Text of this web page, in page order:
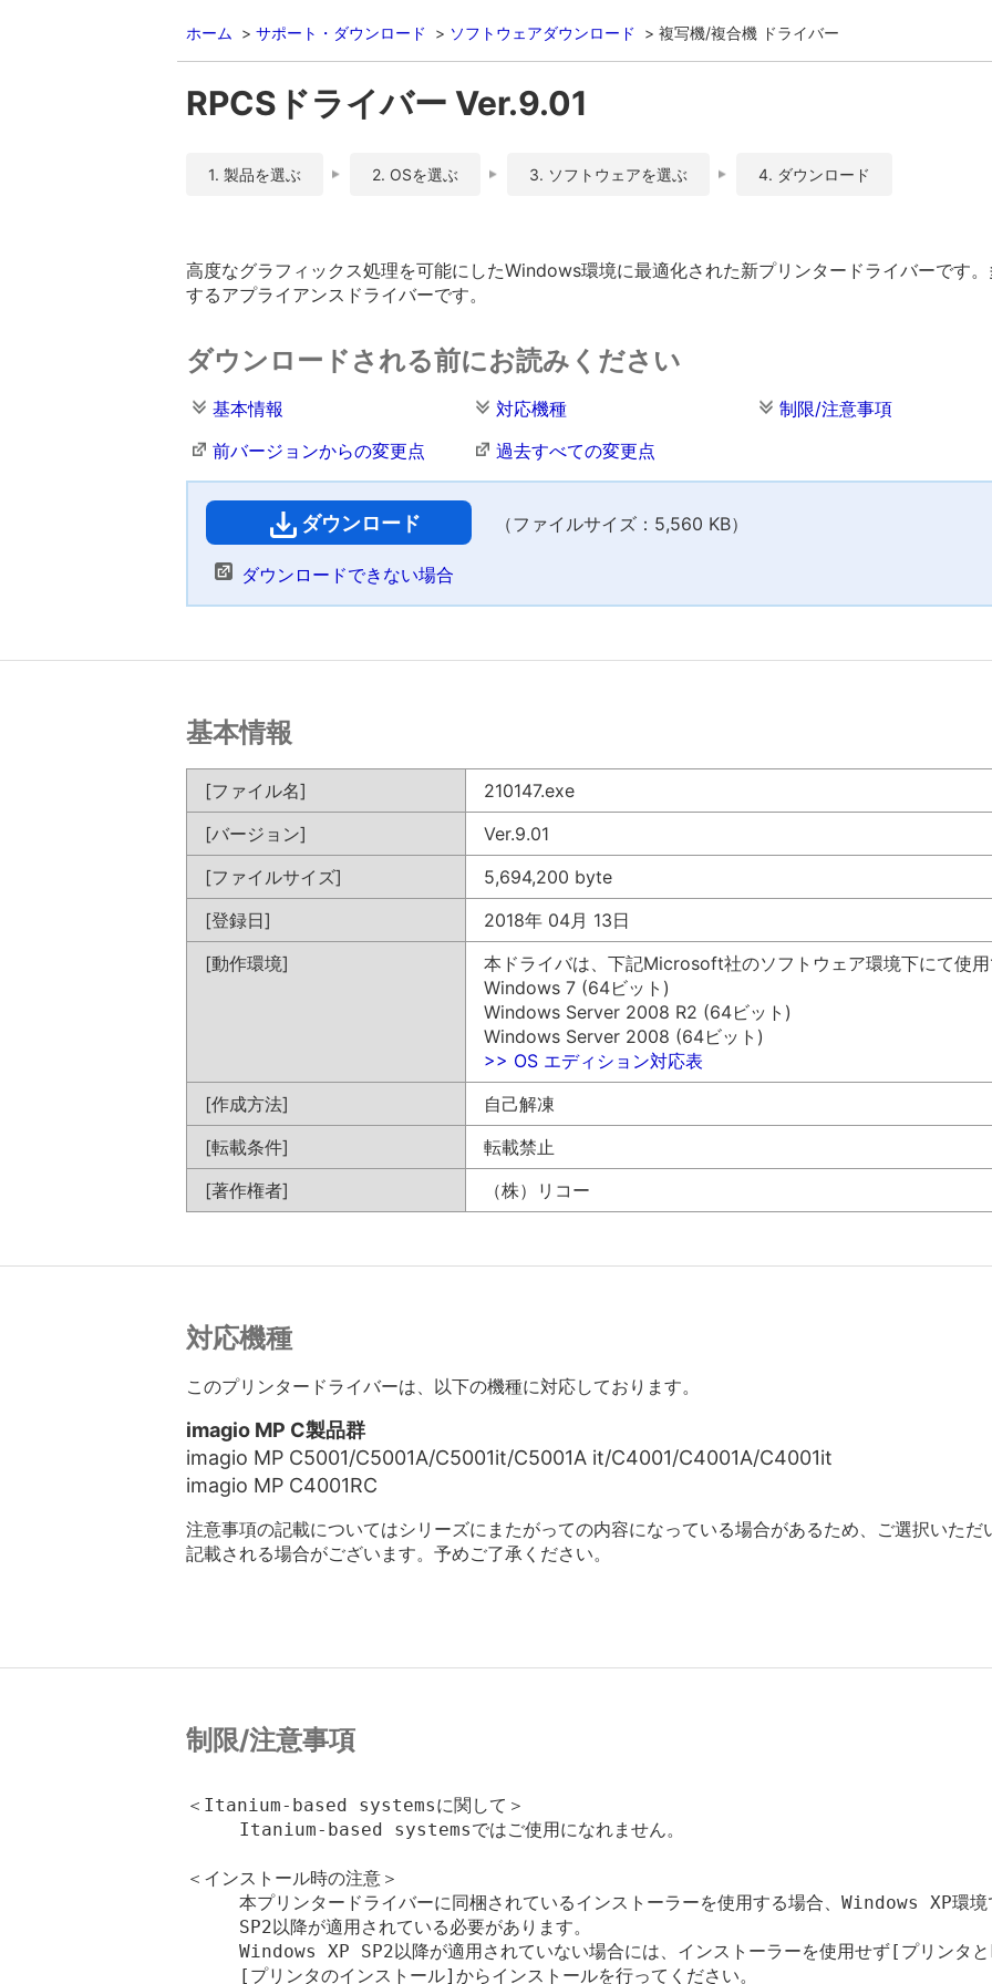
ホーム サポート・ダウンロード ソフトウェアダウンロード 複写機/複合機 ドライバー
RPCSドライバー Ver.9.01
1. 製品を選ぶ 2. OSを選ぶ 3. ソフトウェアを選ぶ 4. ダウンロード
高度なグラフィックス処理を可能にしたWindows環境に最適化された新プリンタードライバーです
するアプライアンスドライバーです。
ダウンロードされる前にお読みください
基本情報 対応機種 制限/注意事項
前バージョンからの変更点
過去すべての変更点
ダウンロード （ファイルサイズ：5,560 KB）
ダウンロードできない場合
基本情報
[ファイル名]
210147.exe
[バージョン]
Ver.9.01
[ファイルサイズ]
5,694,200 byte
[登録日]
2018年 04月 13日
[動作環境]
本ドライバは、下記Microsoft社のソフトウェア環境下にて使用
Windows 7 (64ビット)
Windows Server 2008 R2 (64ビット)
Windows Server 2008 (64ビット)
>> OS エディション対応表
[作成方法]
自己解凍
[転載条件]
転載禁止
[著作権者]
（株）リコー
対応機種
このプリンタードライバーは、以下の機種に対応しております。
imagio MP C製品群
imagio MP C5001/C5001A/C5001it/C5001A it/C4001/C4001A/C4001it
imagio MP C4001RC
注意事項の記載についてはシリーズにまたがっての内容になっている場合があるため、ご選択いた
記載される場合がございます。予めご了承ください。
制限/注意事項
＜Itanium-based systemsに関して＞
Itanium-based systemsではご使用になれません。
＜インストール時の注意＞
本プリンタードライバーに同梱されているインストーラーを使用する場合、Windows XP環境
SP2以降が適用されている必要があります。
Windows XP SP2以降が適用されていない場合には、インストーラーを使用せず[プリンタ
[プリンタのインストール]からインストールを行ってください。